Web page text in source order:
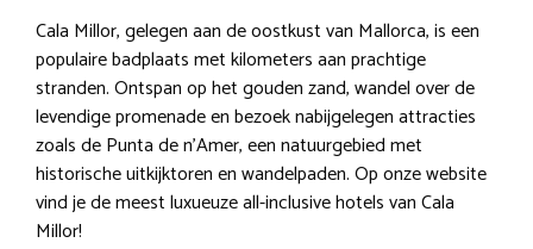
Cala Millor, gelegen aan de oostkust van Mallorca, is een
populaire badplaats met kilometers aan prachtige
stranden. Ontspan op het gouden zand, wandel over de
levendige promenade en bezoek nabijgelegen attracties
zoals de Punta de n’Amer, een natuurgebied met
historische uitkijktoren en wandelpaden. Op onze website
vind je de meest luxueuze all-inclusive hotels van Cala
Millor!